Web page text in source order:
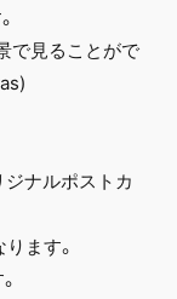
で見ることがで
ナルポストカ
ます。